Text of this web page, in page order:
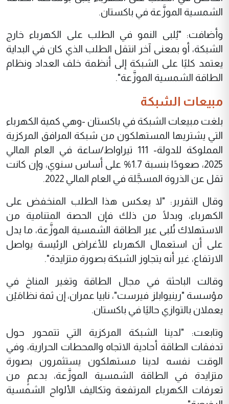
الشمسية الموزَّعة في باكستان.
وأضافت: "يُلبى النمو في الطلب على الكهرباء خارج
الشبكة، أو بمعنى آخر انتقل الطلب الذي كان في البداية
يعتمد كليًا على الشبكة إلى أنظمة خلف العداد ونظام
الطاقة الشمسية الموزَّعة".
مبيعات الشبكة
بلغت مبيعات الشبكة في باكستان -وهي كمية الكهرباء
التي يشتريها المستهلكون من شبكة المرافق المركزية
المملوكة للدولة- 111 تيراواط/ساعة في العام المالي
2025، صعودًا بنسبة 1.7% على أساس سنوي، وإن كانت
تقل عن الذروة المسجَّلة في العام المالي 2022.
وقال التقرير: "لا يعكس هذا الطلب المنخفض على
الكهرباء، وبدلًا من ذلك فإن الحصة المتنامية من
الاستهلاك تُلبى عبر الطاقة الشمسية الموزَّعة، ما يدل
على أن استعمال الكهرباء للأغراض الرئيسة يواصل
الارتفاع، غير أنه يتجاوز الشبكة بصورة متزايدة".
وقالت الباحثة في مجال الطاقة وتغير المناخ في
مؤسسة "رينيوابلز فيرست"، نابيا عمران، إن ثمة نظامَيْن
يعملان بالتوازي حاليًا في باكستان.
وتابعت: "لدينا الشبكة المركزية التي تتمحور حول
تدفقات الطاقة أحادية الاتجاه والمحطات الحرارية، وفي
الوقت نفسه لدينا مستهلكون يستثمرون بصورة
متزايدة في الطاقة الشمسية الموزَّعة، بدعمٍ من
تعرفات الكهرباء المرتفعة وتكاليف الألواح الشمسية